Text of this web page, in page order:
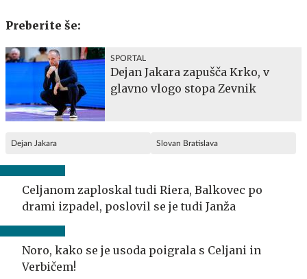
Preberite še:
SPORTAL
Dejan Jakara zapušča Krko, v
glavno vlogo stopa Zevnik
Dejan Jakara Slovan Bratislava
Celjanom zaploskal tudi Riera, Balkovec po
drami izpadel, poslovil se je tudi Janža
Noro, kako se je usoda poigrala s Celjani in
Verbičem!